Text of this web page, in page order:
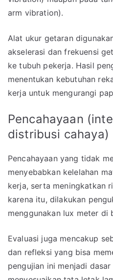
arm vibration).
Alat ukur getaran
akselerasi dan frekuensi
ke tubuh pekerja. Hasil
menentukan kebutuhan
kerja untuk mengurangi
Pencahayaan
distribusi cahaya)
Pencahayaan yang tidak
menyebabkan kelelahan
kerja, serta meningkatkan
karena itu, dilakukan
menggunakan lux meter di
Evaluasi juga mencakup
dan refleksi yang bisa
pengujian ini menjadi